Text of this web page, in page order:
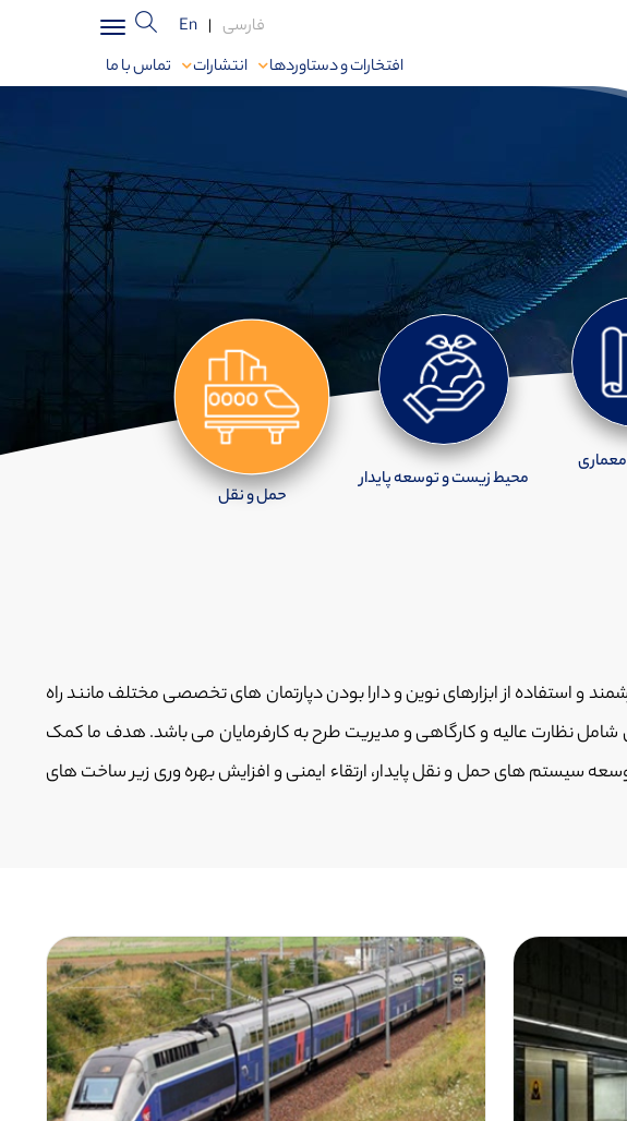
En | فارسی
تماس با ما انتشارات افتخارات و دستاوردها
محیط زیست و توسعه پایدار
حمل و نقل
استفاده از ابزارهای نوین و دارا بودن دپارتمان های تخصصی مختلف مانند راه
نظارت عالیه و کارگاهی و مدیریت طرح به کارفرمایان می باشد. هدف ما کمک
سیستم های حمل و نقل پایدار، ارتقاء ایمنی و افزایش بهره وری زیر ساخت های